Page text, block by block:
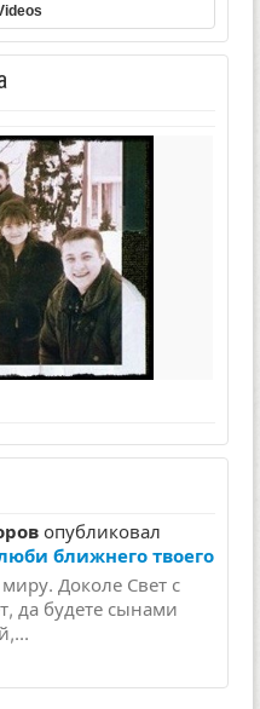
опубликовал
ближнего твоего
Доколе Свет с
да будете сынами